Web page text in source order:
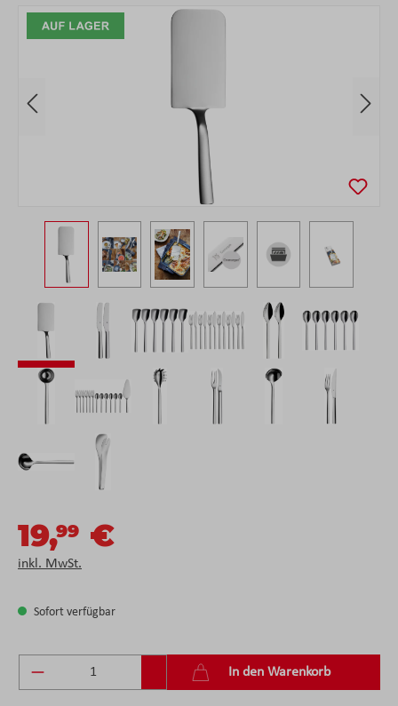
Bildergalerie überspringen
19,99 €
inkl. MwSt.
Sofort verfügbar
Produkt Anzahl: Gib den gewünschten Wert
In den Warenkorb